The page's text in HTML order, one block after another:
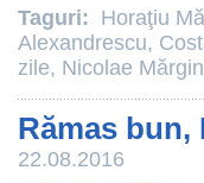
Taguri: Horaţiu
Alexandrescu,
zile, Nicolae
Rămas bun,
22.08.2016